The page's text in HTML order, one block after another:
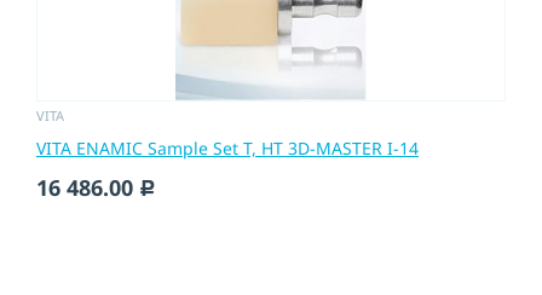
VITA
VITA ENAMIC Sample Set T, HT 3D-MASTER I-14
16 486.00 c